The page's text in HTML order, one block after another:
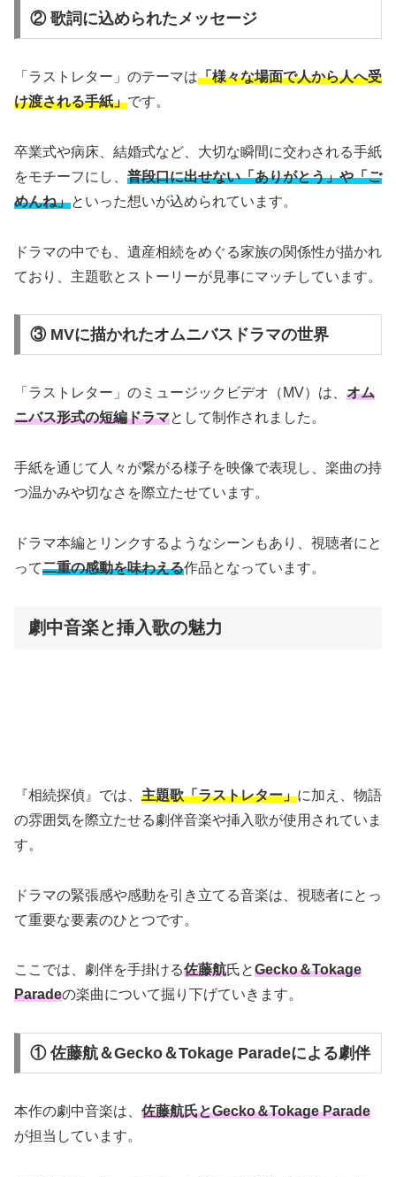
② 歌詞に込められたメッセージ
「ラストレター」のテーマは「様々な場面で人から人へ受
け渡される手紙」です。
卒業式や病床、結婚式など、大切な瞬間に交わされる手紙
をモチーフにし、 普段口に出せない「ありがとう」や「ご
めんね」といった想いが込められています。
ドラマの中でも、遺産相続をめぐる家族の関係性が描かれ
ており、主題歌とストーリーが見事にマッチしています。
③ MVに描かれたオムニバスドラマの世界
「ラストレター」のミュージックビデオ（MV）は、 オム
ニバス形式の短編ドラマとして制作されました。
手紙を通じて人々が繋がる様子を映像で表現し、楽曲の持
つ温かみや切なさを際立たせています。
ドラマ本編とリンクするようなシーンもあり、視聴者にと
って二重の感動を味わえる作品となっています。
劇中音楽と挿入歌の魅力
『相続探偵』では、 主題歌「ラストレター」に加え、物語
の雰囲気を際立たせる劇伴音楽や挿入歌が使用されていま
す。
ドラマの緊張感や感動を引き立てる音楽は、視聴者にとっ
て重要な要素のひとつです。
ここでは、劇伴を手掛ける佐藤航氏とGecko＆Tokage
Paradeの楽曲について掘り下げていきます。
① 佐藤航＆Gecko＆Tokage Paradeによる劇伴
本作の劇中音楽は、 佐藤航氏とGecko＆Tokage Parade
が担当しています。